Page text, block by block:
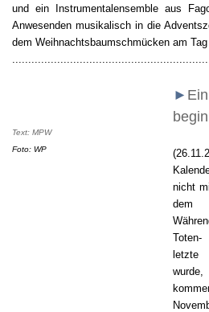
und ein Instrumentalensemble aus
Anwesenden musikalisch in die
dem Weihnachtsbaumschmücken am
Text: MPW
Foto: WP
►
nicht
dem
Toten-
letzte